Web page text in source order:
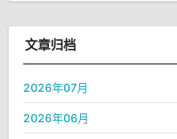
文章归档
2026年07月
2026年06月